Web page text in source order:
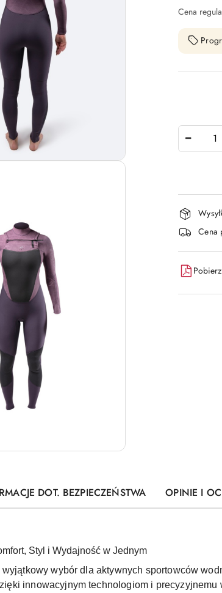
Cena
i
Cena
DOT. BEZPIECZEŃSTWA OPINIE I
Styl i Wydajność w Jednym
wybór dla aktywnych sportowców
innowacyjnym technologiom i